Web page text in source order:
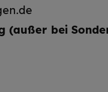
(außer bei